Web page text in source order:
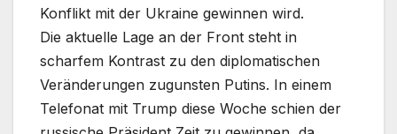
Konflikt mit der Ukraine gewinnen wird.
Die aktuelle Lage an der Front steht in
scharfem Kontrast zu den diplomatischen
Veränderungen zugunsten Putins. In einem
Telefonat mit Trump diese Woche schien der